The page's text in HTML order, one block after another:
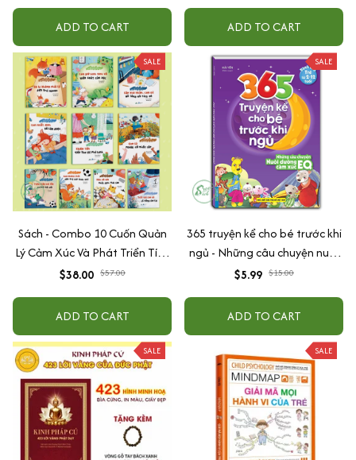
ADD TO CART ADD TO CART
SALE
Sách - Combo 10 Cuốn Quản
Lý Cảm Xúc Và Phát Triển Tính
Cách Cho Bé Từ 2 - 6 Tuổi
$38.00 $57.00
ADD TO CART
SALE
365 truyện kể cho bé trước khi
ngủ - Những câu chuyện nuôi
dưỡng cảm xúc EQ (2-12 tuổi)
$5.99 $15.00
ADD TO CART
SALE SALE